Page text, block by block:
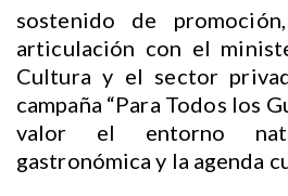
sostenido de
articulación con el
Cultura y el sector
campaña “Para Todos los
valor el entorno
gastronómica y la agenda